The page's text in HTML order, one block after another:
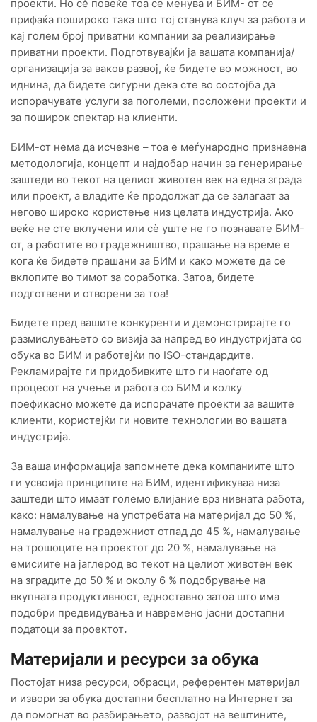
проекти. Но сѐ повеќе тоа се менува и БИМ- от се
прифаќа пошироко така што тој станува клуч за работа и
кај голем број приватни компании за реализирање
приватни проекти. Подготвувајќи ја вашата компанија/
организација за ваков развој, ќе бидете во можност, во
иднина, да бидете сигурни дека сте во состојба да
испорачувате услуги за поголеми, посложени проекти и
за поширок спектар на клиенти.
БИМ-от нема да исчезне – тоа е меѓународно признаена
методологија, концепт и најдобар начин за генерирање
заштеди во текот на целиот животен век на една зграда
или проект, а владите ќе продолжат да се залагаат за
негово широко користење низ целата индустрија. Ако
веќе не сте вклучени или сѐ уште не го познавате БИМ-
от, а работите во градежништво, прашање на време е
кога ќе бидете прашани за БИМ и како можете да се
вклопите во тимот за соработка. Затоа, бидете
подготвени и отворени за тоа!
Бидете пред вашите конкуренти и демонстрирајте го
размислувањето со визија за напред во индустријата со
обука во БИМ и работејќи по ISO-стандардите.
Рекламирајте ги придобивките што ги наоѓате од
процесот на учење и работа со БИМ и колку
поефикасно можете да испорачате проекти за вашите
клиенти, користејќи ги новите технологии во вашата
индустрија.
За ваша информација запомнете дека компаниите што
ги усвоија принципите на БИМ, идентификуваа низа
заштеди што имаат големо влијание врз нивната работа,
како: намалување на употребата на материјал до 50 %,
намалување на градежниот отпад до 45 %, намалување
на трошоците на проектот до 20 %, намалување на
емисиите на јаглерод во текот на целиот животен век
на зградите до 50 % и околу 6 % подобрување на
вкупната продуктивност, едноставно затоа што има
подобри предвидувања и навремено јасни достапни
податоци за проектот.
Материјали и ресурси за обука
Постојат низа ресурси, обрасци, референтен материјал
и извори за обука достапни бесплатно на Интернет за
да помогнат во разбирањето, развојот на вештините,